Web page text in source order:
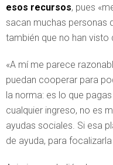
esos recursos, pues
sacan muchas personas
también que no han visto
«A mí me parece
puedan cooperar para
la norma: es lo que
cualquier ingreso, no es
ayudas sociales. Si esa
de ayuda, para